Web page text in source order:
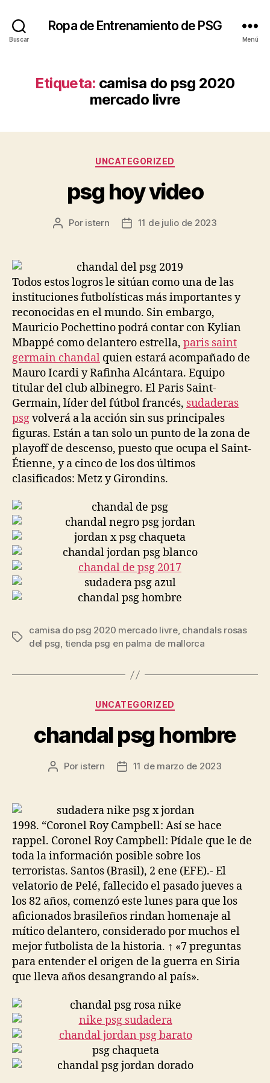
Buscar
Ropa de Entrenamiento de PSG
Menú
Etiqueta: camisa do psg 2020
mercado livre
Categorías
UNCATEGORIZED
psg hoy video
Autor
entrada
Por istern
Fecha
entrada
11 de julio de 2023
Todos estos logros le sitúan como una de las
instituciones futbolísticas más importantes y
reconocidas en el mundo. Sin embargo,
Mauricio Pochettino podrá contar con Kylian
Mbappé como delantero estrella, paris saint
germain chandal quien estará acompañado de
Mauro Icardi y Rafinha Alcántara. Equipo
titular del club albinegro. El Paris Saint-
Germain, líder del fútbol francés, sudaderas
psgvolverá a la acción sin sus principales
figuras. Están a tan solo un punto de la zona de
playoff de descenso, puesto que ocupa el Saint-
Étienne, y a cinco de los dos últimos
clasificados: Metz y Girondins.
Etiquetas
camisa do psg 2020 mercado livre, chandals rosas
del psg, tienda psg en palma de mallorca
Categorías
UNCATEGORIZED
chandal psg hombre
Autor
entrada
Por istern
Fecha
entrada
11 de marzo de 2023
1998. “Coronel Roy Campbell: Así se hace
rappel. Coronel Roy Campbell: Pídale que le de
toda la información posible sobre los
terroristas. Santos (Brasil), 2 ene (EFE).- El
velatorio de Pelé, fallecido el pasado jueves a
los 82 años, comenzó este lunes para que los
aficionados brasileños rindan homenaje al
mítico delantero, considerado por muchos el
mejor futbolista de la historia. ↑ «7 preguntas
para entender el origen de la guerra en Siria
que lleva años desangrando al país».